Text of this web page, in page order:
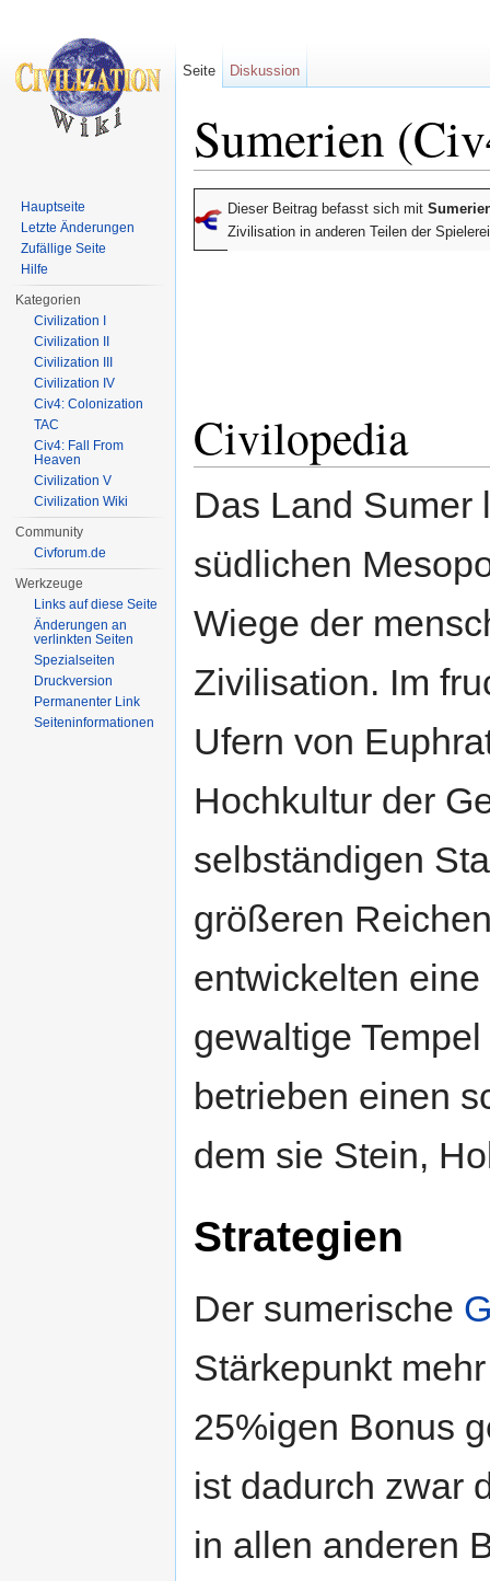
Sumerien
Dieser Beitrag befasst sich mit
Zivilisation in anderen Teilen der
Civilopedia
Das Land Sumer
südlichen
Wiege der
Zivilisation. Im
Ufern von
Hochkultur der
selbständigen
größeren
entwickelten
gewaltige
betrieben einen
dem sie Stein,
Strategien
Der sumerische
Stärkepunkt
25%igen Bonus
ist dadurch zwar
in allen anderen
Seite Diskussion
Hauptseite
Letzte Änderungen
Zufällige Seite
Hilfe
Kategorien
Civilization I
Civilization II
Civilization III
Civilization IV
Civ4: Colonization
TAC
Civ4: Fall From
Heaven
Civilization V
Civilization Wiki
Community
Civforum.de
Werkzeuge
Links auf diese Seite
Änderungen an
verlinkten Seiten
Spezialseiten
Druckversion
Permanenter Link
Seiten­informationen